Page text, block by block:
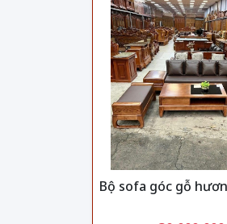
Bộ sofa góc gỗ